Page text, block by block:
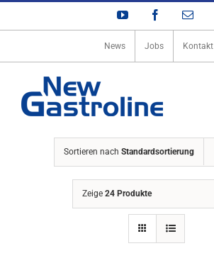
Zum
YouTube Facebook
E-
News Jobs Kontakt
Sortieren nach Standardsortierung
Zeige 24 Produkte